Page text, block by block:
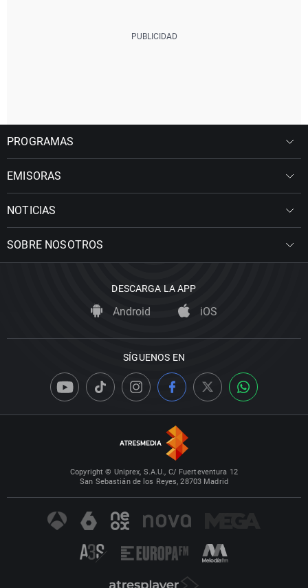
PROGRAMAS
EMISORAS
NOTICIAS
SOBRE NOSOTROS
DESCARGA LA APP
Android iOS
SÍGUENOS EN
Copyright © Uniprex, S.A.U., C/ Fuerteventura 12
San Sebastián de los Reyes, 28703 Madrid